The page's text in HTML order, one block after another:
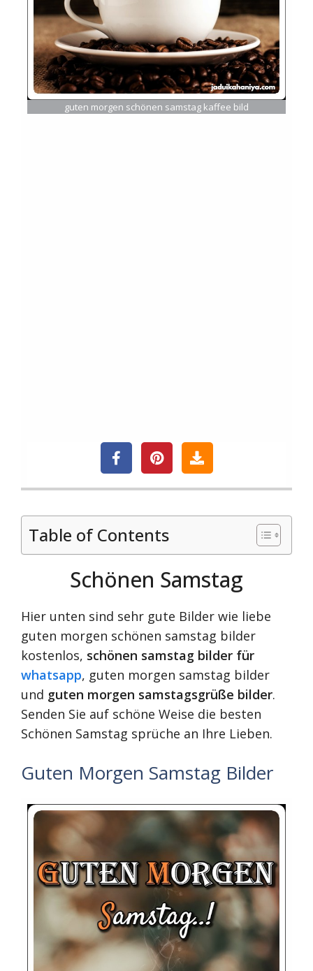
guten morgen schönen samstag kaffee bild
Table of Contents
Schönen Samstag
Hier unten sind sehr gute Bilder wie liebe
guten morgen schönen samstag bilder
kostenlos, schönen samstag bilder für
whatsapp, guten morgen samstag bilder
und guten morgen samstagsgrüße bilder.
Senden Sie auf schöne Weise die besten
Schönen Samstag sprüche an Ihre Lieben.
Guten Morgen Samstag Bilder